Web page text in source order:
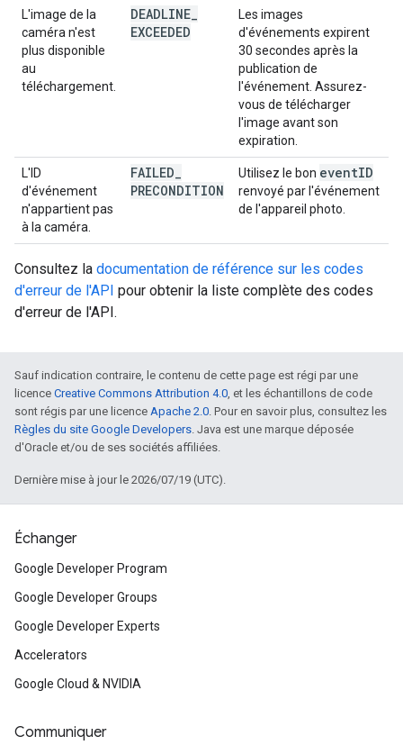
L'image de la
caméra n'est
plus disponible
au
téléchargement.
DEADLINE
EXCEEDED
Les images
d'événements expirent
30 secondes après la
publication de
l'événement. Assurez-
vous de télécharger
l'image avant son
expiration.
L'ID
d'événement
n'appartient pas
à la caméra.
FAILED
PRECONDITION
Utilisez le bon eventID
renvoyé par l'événement
de l'appareil photo.
Consultez la documentation de référence sur les codes
d'erreur de l'API pour obtenir la liste complète des codes
d'erreur de l'API.
Sauf indication contraire, le contenu de cette page est régi par une
licence Creative Commons Attribution 4.0, et les échantillons de code
sont régis par une licence Apache 2.0. Pour en savoir plus, consultez les
Règles du site Google Developers. Java est une marque déposée
d'Oracle et/ou de ses sociétés affiliées.
Dernière mise à jour le 2026/07/19 (UTC).
Échanger
Google Developer Program
Google Developer Groups
Google Developer Experts
Accelerators
Google Cloud & NVIDIA
Communiquer